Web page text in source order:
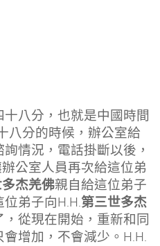
八分，也就是中國時間
八分的時候，辦公室給
情況，電話掛斷以後，
公室人員再次給這位弟
杰羌佛親自給這位弟子
弟子向H.H.第三世多杰
從現在開始，重新和同
增加，不會減少。H.H.